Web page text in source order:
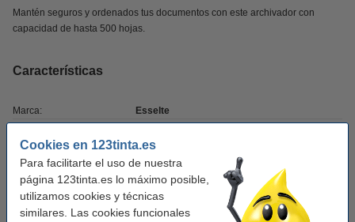
Cookies en 123tinta.es
Para facilitarte el uso de nuestra
página 123tinta.es lo máximo posible,
utilizamos cookies y técnicas
similares. Las cookies funcionales
Mantén seguros y ordenados tus documentos con este archivador con
capacidad de hasta 500 hojas.
Características
Marca: Esselte
Medidas: 280 x 160 mm
Material:
Sirve para: 23 x 15 cm